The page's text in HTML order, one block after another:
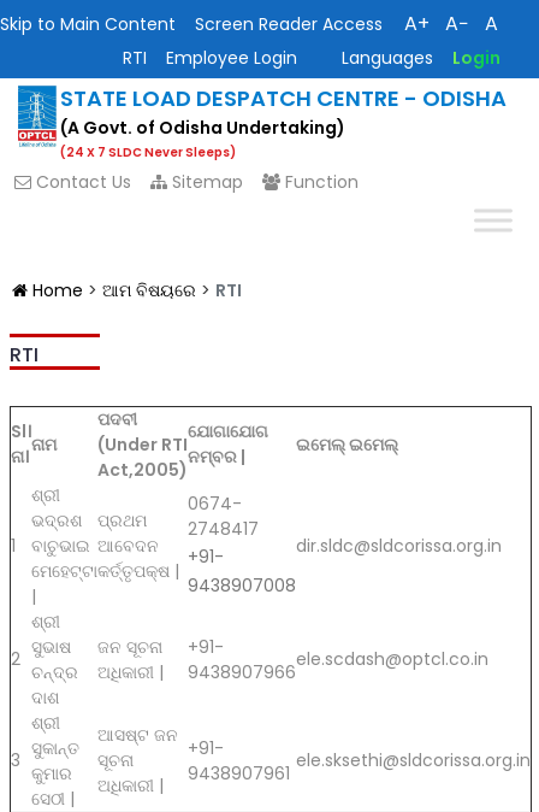
Skip to Main Content Screen Reader Access A+ A− A
RTI Employee Login Languages Login
STATE LOAD DESPATCH CENTRE - ODISHA
(A Govt. of Odisha Undertaking)
(24 X 7 SLDC Never Sleeps)
Contact Us Sitemap Function
Home > ଆମ ବିଷୟରେ > RTI
RTI
Sl।
ନା।ନାମ
ପଦବୀ
(Under RTI
Act,2005)
ଯୋଗାଯୋଗ
ନମ୍ବର |
ଇମେଲ୍ ଇମେଲ୍
1
ଶ୍ରୀ
ଭଦ୍ରଶ
ବାଚୁଭାଇ
ମେହେଟ୍ଟା
|
ପ୍ରଥମ
ଆବେଦନ
କର୍ତ୍ତୃପକ୍ଷ |
0674-
2748417
+91-
9438907008
dir.sldc@sldcorissa.org.in
2
ଶ୍ରୀ
ସୁଭାଷ
ଚନ୍ଦ୍ର
ଦାଶ
ଜନ ସୂଚନା
ଅଧିକାରୀ |
+91-
9438907966
ele.scdash@optcl.co.in
3
ଶ୍ରୀ
ସୁକାନ୍ତ
କୁମାର
ସେଠୀ |
ଆସଷ୍ଟ ଜନ
ସୂଚନା
ଅଧିକାରୀ |
+91-
9438907961
ele.sksethi@sldcorissa.org.in